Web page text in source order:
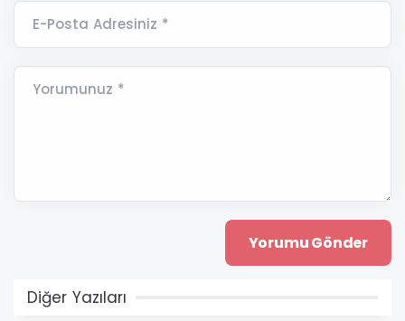
E-Posta Adresiniz *
Yorumunuz *
Diğer Yazıları